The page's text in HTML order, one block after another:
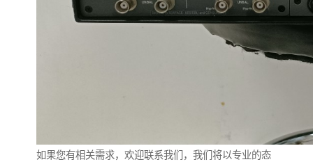
如果您有相关需求，欢迎联系我们，我们将以专业的态